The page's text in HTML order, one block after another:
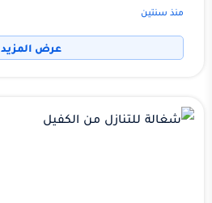
منذ سنتين
عرض المزيد